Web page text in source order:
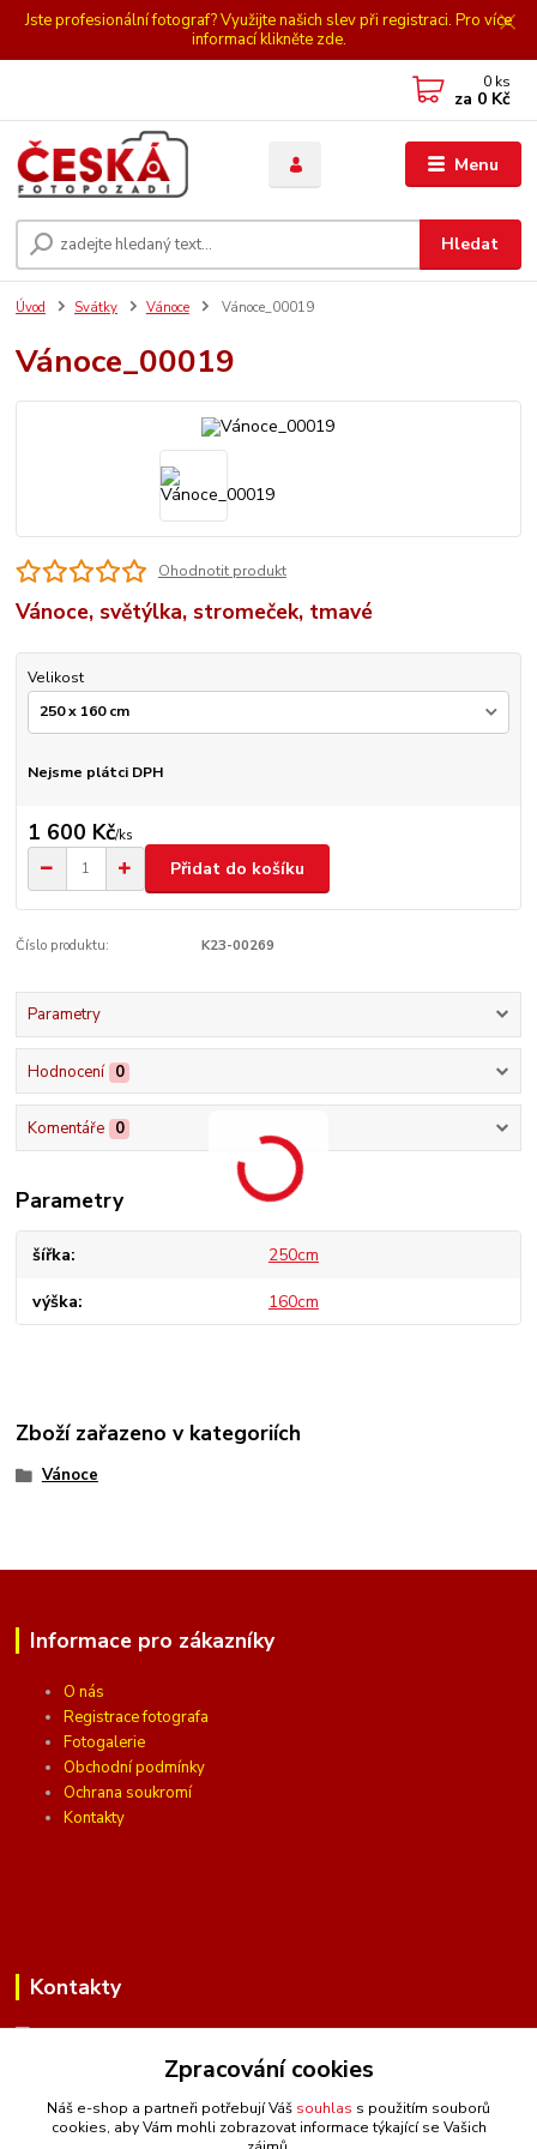
Jste profesionální fotograf? Využijte našich slev při registraci. Pro více
informací klikněte zde.
Menu
Hledat
0 ks
za 0 Kč
Úvod Svátky Vánoce Vánoce_00019
Vánoce_00019
Ohodnotit produkt
Vánoce, světýlka, stromeček, tmavé
Velikost
Nejsme plátci DPH
1 600 Kč/ks
Přidat do košíku
Číslo produktu: K23-00269
Parametry
Hodnocení 0
Komentáře 0
Parametry
šířka 250cm
výška 160cm
Zboží zařazeno v kategoriích
Vánoce
Informace pro zákazníky
O nás
Registrace fotografa
Fotogalerie
Obchodní podmínky
Ochrana soukromí
Kontakty
Kontakty
(Po-Pá, 10 - 16 hod.)
info@ceskafotopozadi.cz
Zpracování cookies
Náš e-shop a partneři potřebují Váš souhlas s použitím souborů
cookies, aby Vám mohli zobrazovat informace týkající se Vašich